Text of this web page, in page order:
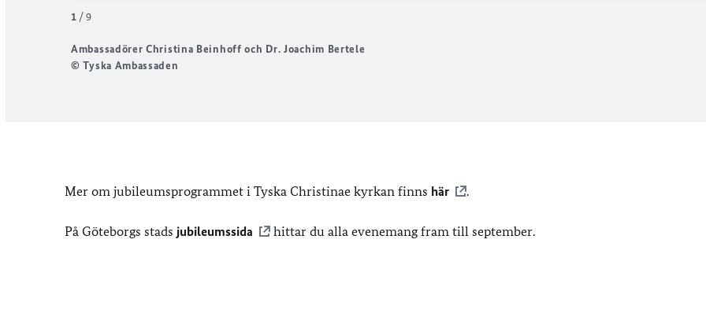
Ambassadörer Christina Beinhoff och Dr. Joachim Bertele
© Tyska Ambassaden
1 /9
Mer om jubileumsprogrammet i Tyska Christinae kyrkan finns här .
På Göteborgs stads jubileumssida hittar du alla evenemang fram till september.